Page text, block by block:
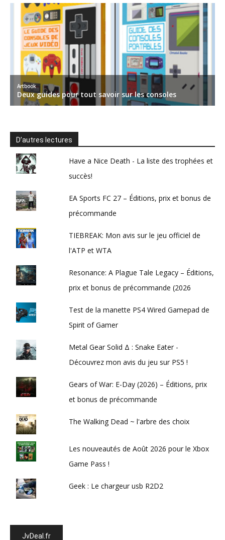
D’autres lectures
Have a Nice Death - La liste des trophées et
succès!
EA Sports FC 27 – Éditions, prix et bonus de
précommande
TIEBREAK: Mon avis sur le jeu officiel de
l'ATP et WTA
Resonance: A Plague Tale Legacy – Éditions,
prix et bonus de précommande (2026
Test de la manette PS4 Wired Gamepad de
Spirit of Gamer
Metal Gear Solid Δ : Snake Eater -
Découvrez mon avis du jeu sur PS5 !
Gears of War: E-Day (2026) – Éditions, prix
et bonus de précommande
The Walking Dead ~ l'arbre des choix
Les nouveautés de Août 2026 pour le Xbox
Game Pass !
Geek : Le chargeur usb R2D2
JvDeal.fr